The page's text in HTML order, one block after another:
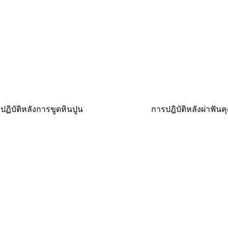
ฏิบัติหลังการขูดหินปูน การปฎิบัติหลังผ่าฟัน